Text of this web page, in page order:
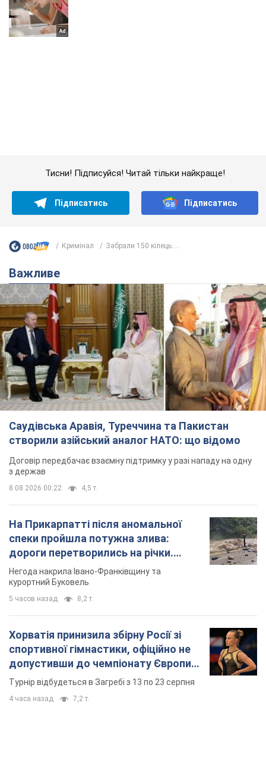
Саудівська Аравія, Туреччина та Пакистан
створили азійський аналог НАТО: що відомо
Договір передбачає взаємну підтримку у разі нападу на одну
з держав
8.08.2026 00:22 4,5 т.
На Прикарпатті після аномальної
спеки пройшла потужна злива:
дороги перетворились на річки.
Відео
курортний Буковель
Хорватія принизила збірну Росії зі
спортивної гімнастики, офіційно не
допустивши до чемпіонату Європи
основних спортсменів
4 часа назад 7,2 т.